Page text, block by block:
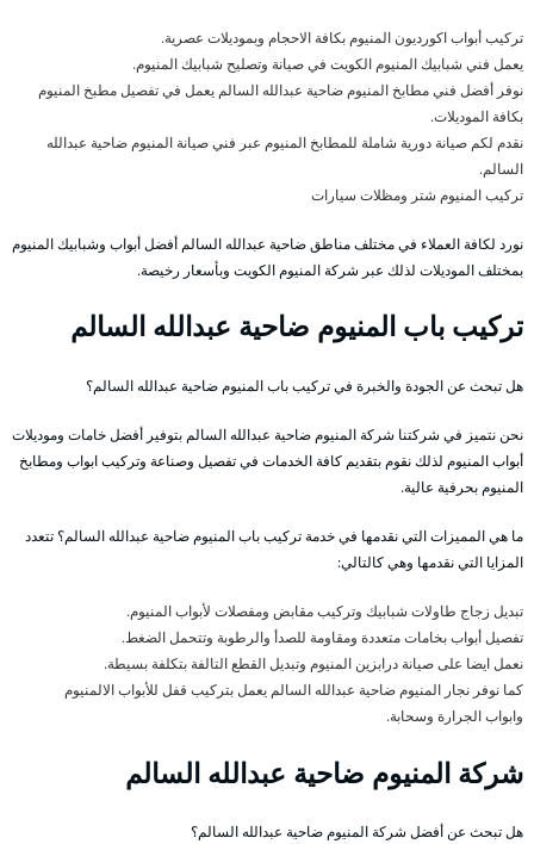
تركيب أبواب اكورديون المنيوم بكافة الاحجام وبموديلات عصرية.
يعمل فني شبابيك المنيوم الكويت في صيانة وتصليح شبابيك المنيوم.
نوفر أفضل فني مطابخ المنيوم ضاحية عبدالله السالم يعمل في تفصيل مطبخ المنيوم
بكافة الموديلات.
نقدم لكم صيانة دورية شاملة للمطابخ المنيوم عبر فني صيانة المنيوم ضاحية عبدالله
السالم.
تركيب المنيوم شتر ومظلات سيارات
نورد لكافة العملاء في مختلف مناطق ضاحية عبدالله السالم أفضل أبواب وشبابيك المنيوم
بمختلف الموديلات لذلك عبر شركة المنيوم الكويت وبأسعار رخيصة.
تركيب باب المنيوم ضاحية عبدالله السالم
هل تبحث عن الجودة والخبرة في تركيب باب المنيوم ضاحية عبدالله السالم؟
نحن نتميز في شركتنا شركة المنيوم ضاحية عبدالله السالم بتوفير أفضل خامات وموديلات
أبواب المنيوم لذلك نقوم بتقديم كافة الخدمات في تفصيل وصناعة وتركيب ابواب ومطابخ
المنيوم بحرفية عالية.
ما هي المميزات التي نقدمها في خدمة تركيب باب المنيوم ضاحية عبدالله السالم؟ تتعدد
المزايا التي نقدمها وهي كالتالي:
تبديل زجاج طاولات شبابيك وتركيب مقابض ومفصلات لأبواب المنيوم.
تفصيل أبواب بخامات متعددة ومقاومة للصدأ والرطوبة وتتحمل الضغط.
نعمل ايضا على صيانة درابزين المنيوم وتبديل القطع التالفة بتكلفة بسيطة.
كما نوفر نجار المنيوم ضاحية عبدالله السالم يعمل بتركيب قفل للأبواب الالمنيوم
وابواب الجرارة وسحابة.
شركة المنيوم ضاحية عبدالله السالم
هل تبحث عن أفضل شركة المنيوم ضاحية عبدالله السالم؟